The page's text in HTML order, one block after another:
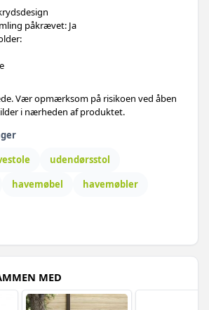
påkrævet: Ja
Vær opmærksom på risikoen ved åben
i nærheden af produktet.
udendørsstol
havemøbel
havemøbler
MED